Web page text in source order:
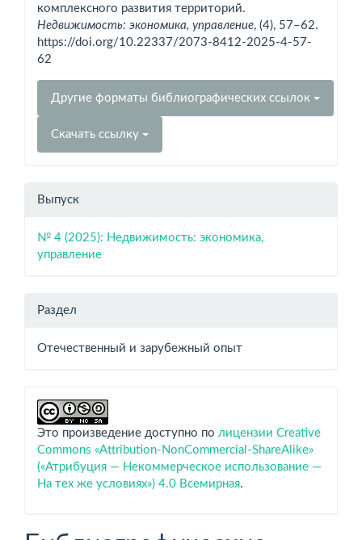
комплексного развития территорий.
Недвижимость: экономика, управление, (4), 57–62.
https://doi.org/10.22337/2073-8412-2025-4-57-
62
Другие форматы библиографических ссылок
Скачать ссылку
Выпуск
№ 4 (2025): Недвижимость: экономика,
управление
Раздел
Отечественный и зарубежный опыт
Это произведение доступно по лицензии Creative
Commons «Attribution-NonCommercial-ShareAlike»
(«Атрибуция — Некоммерческое использование —
На тех же условиях») 4.0 Всемирная.